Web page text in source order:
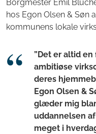
Borgmester Emil
hos Egon Olsen & Søn
kommunens lokale
”Det er altid
ambitiøse
deres
Egon Olsen &
glæder mig
uddannelsen
meget i